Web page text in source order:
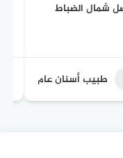
شمال الضباط
طبيب أسنان عام